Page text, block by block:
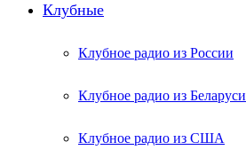
Клубные
Клубное радио из России
Клубное радио из Беларуси
Клубное радио из США